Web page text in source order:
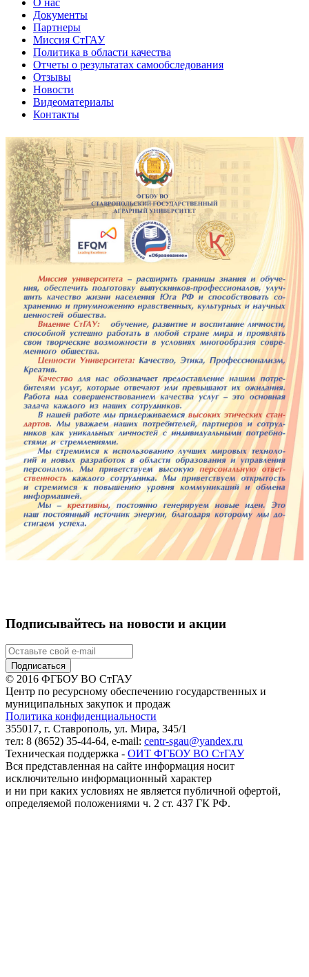
О нас
Документы
Партнеры
Миссия СтГАУ
Политика в области качества
Отчеты о результатах самообследования
Отзывы
Новости
Видеоматериалы
Контакты
Подписывайтесь на новости и акции
© 2016 ФГБОУ ВО СтГАУ
Центр по ресурсному обеспечению государственных и
муниципальных закупок и продаж
Политика конфиденциальности
355017, г. Ставрополь, ул. Мира, 345/1
тел: 8 (8652) 35-44-64, e-mail: centr-sgau@yandex.ru
Техническая поддержка - ОИТ ФГБОУ ВО СтГАУ
Вся представленная на сайте информация носит
исключительно информационный характер
и ни при каких условиях не является публичной офертой,
определяемой положениями ч. 2 ст. 437 ГК РФ.